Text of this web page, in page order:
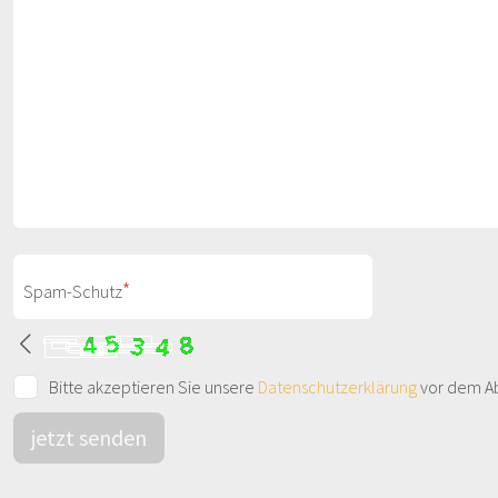
Spam-Schutz*
Bitte akzeptieren Sie unsere Datenschutzerklärungvor dem